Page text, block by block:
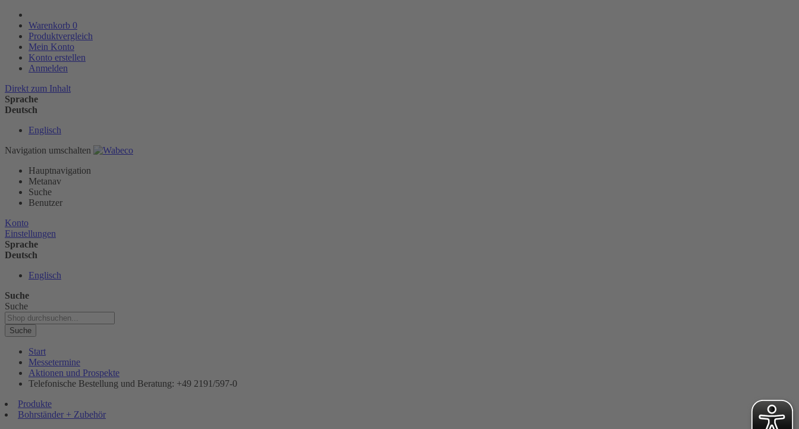
Warenkorb 0
Produktvergleich
Mein Konto
Konto erstellen
Anmelden
Direkt zum Inhalt
Sprache
Deutsch
Englisch
Navigation umschalten
Hauptnavigation
Metanav
Suche
Benutzer
Konto
Einstellungen
Sprache
Deutsch
Englisch
Suche
Suche
Suche
Start
Messetermine
Aktionen und Prospekte
Telefonische Bestellung und Beratung: +49 2191/597-0
Produkte
Bohrständer + Zubehör